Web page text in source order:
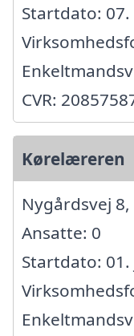
Startdato: 07.
CVR:
Kørelæreren
Nygårdsvej
Ansatte: 0
Startdato: 01.